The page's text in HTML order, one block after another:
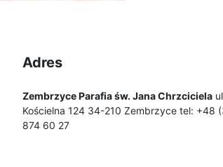
Adres
Zembrzyce Parafia św. Jana Chrzciciela
Kościelna 124 34-210 Zembrzyce tel: +48
874 60 27